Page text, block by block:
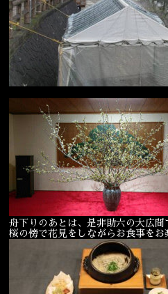
舟下りのあとは、是非助六の大広間
桜の傍で花見をしながらお食事をお